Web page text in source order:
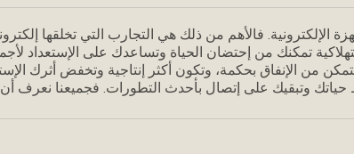
الإلكترونية. فاﻷهم من ذلك هي التجارب التي تخلقها
تمكنك من إحتضان الحياة وتساعدك على الإستعداد
من الإنفاق بحكمة، وتكون أكثر إنتاجية وتخفض أثرك
وتبقيك على إتصال بأحدث التطورات. فجميعنا نعرف